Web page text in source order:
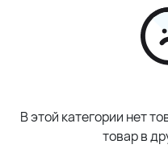
В этой категории нет
товар в